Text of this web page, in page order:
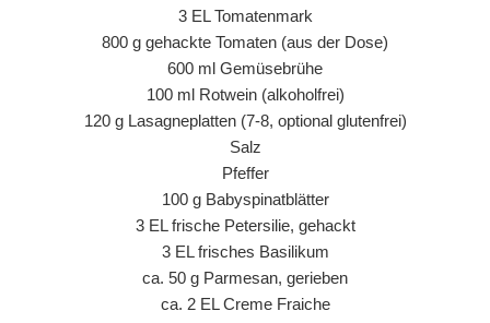
3 EL Tomatenmark
800 g gehackte Tomaten (aus der Dose)
600 ml Gemüsebrühe
100 ml Rotwein (alkoholfrei)
120 g Lasagneplatten (7-8, optional glutenfrei)
Salz
Pfeffer
100 g Babyspinatblätter
3 EL frische Petersilie, gehackt
3 EL frisches Basilikum
ca. 50 g Parmesan, gerieben
ca. 2 EL Creme Fraiche